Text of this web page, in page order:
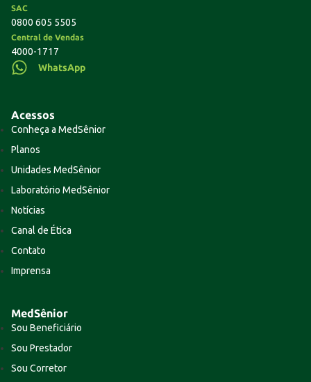
SAC
0800 605 5505
Central de Vendas
4000-1717
WhatsApp
Acessos
Conheça a MedSênior
Planos
Unidades MedSênior
Laboratório MedSênior
Notícias
Canal de Ética
Contato
Imprensa
MedSênior
Sou Beneficiário
Sou Prestador
Sou Corretor